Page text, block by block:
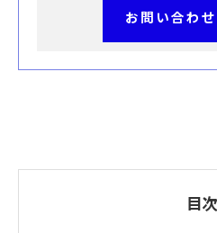
お問い合わ
目次